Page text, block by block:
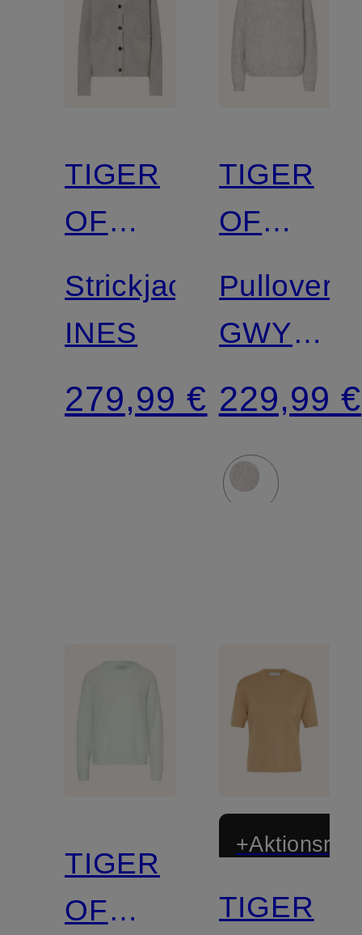
TIGER
OF
SWEDEN
Strickjacke
INES
279,99 €
TIGER
OF
SWEDEN
Pullover
GWYNN
mit
Mohair
229,99 €
TIGER
OF
TIGER